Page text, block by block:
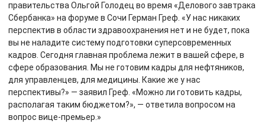
правительства Ольгой Голодец во время «Делового завтрака
Сбербанка» на форуме в Сочи Герман Греф. «У нас никаких
перспектив в области здравоохранения нет и не будет, пока
вы не наладите систему подготовки суперсовременных
кадров. Сегодня главная проблема лежит в вашей сфере, в
сфере образования. Мы не готовим кадры для нефтяников,
для управленцев, для медицины. Какие же у нас
перспективы?» — заявил Греф. «Можно ли готовить кадры,
располагая таким бюджетом?», — ответила вопросом на
вопрос вице-премьер.»